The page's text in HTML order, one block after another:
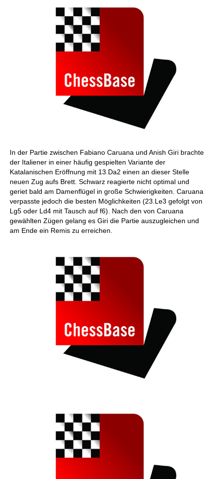
In der Partie zwischen Fabiano Caruana und Anish Giri brachte
der Italiener in einer häufig gespielten Variante der
Katalanischen Eröffnung mit 13.Da2 einen an dieser Stelle
neuen Zug aufs Brett. Schwarz reagierte nicht optimal und
geriet bald am Damenflügel in große Schwierigkeiten. Caruana
verpasste jedoch die besten Möglichkeiten (23.Le3 gefolgt von
Lg5 oder Ld4 mit Tausch auf f6). Nach den von Caruana
gewählten Zügen gelang es Giri die Partie auszugleichen und
am Ende ein Remis zu erreichen.